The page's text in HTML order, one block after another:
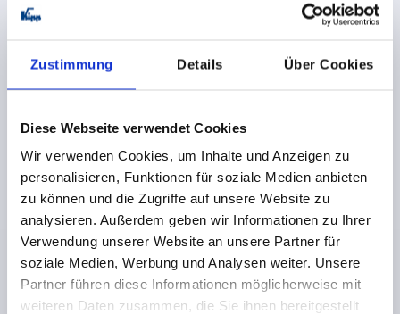
Zustimmung Details Über Cookies
Diese Webseite verwendet Cookies
Wir verwenden Cookies, um Inhalte und Anzeigen zu
personalisieren, Funktionen für soziale Medien anbieten
zu können und die Zugriffe auf unsere Website zu
analysieren. Außerdem geben wir Informationen zu Ihrer
Verwendung unserer Website an unsere Partner für
soziale Medien, Werbung und Analysen weiter. Unsere
Partner führen diese Informationen möglicherweise mit
weiteren Daten zusammen, die Sie ihnen bereitgestellt
23,56 CHF
KLEMMHEBEL MIT SPANNKRAFTVERSTÄRKER GR.3
M10X30, ZINK ORANGE RAL2004
KUNSTSTOFFBESCHICHTET, KOMP:STAHL BRÜNIERT